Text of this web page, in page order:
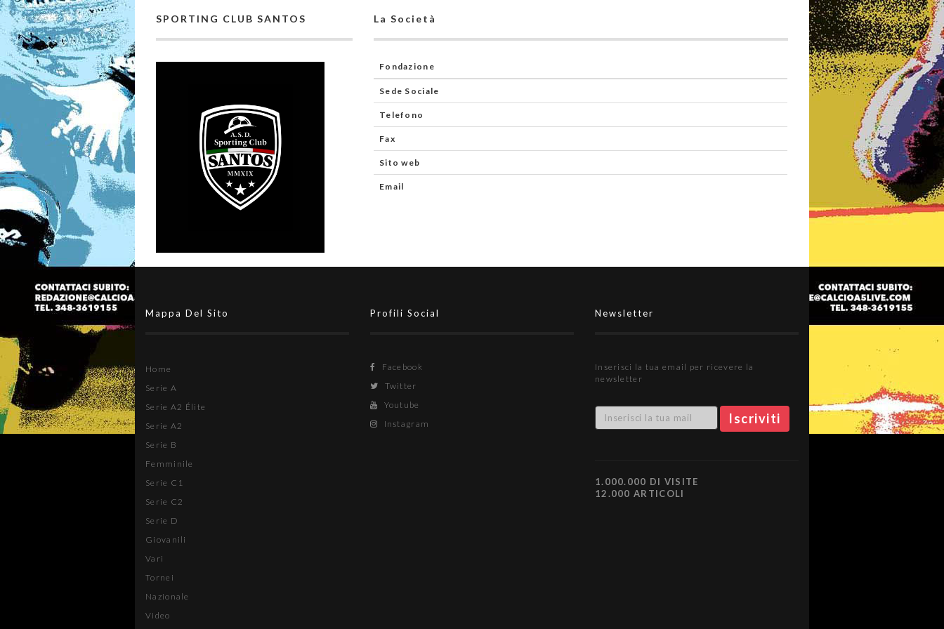
SPORTING CLUB SANTOS La Società
Fondazione
Sede Sociale
Telefono
Fax
Sito web
Email
Mappa Del Sito
Home
Serie A
Serie A2 Élite
Serie A2
Serie B
Femminile
Serie C1
Serie C2
Serie D
Giovanili
Vari
Tornei
Nazionale
Video
Profili Social
Facebook
Twitter
Youtube
Instagram
Newsletter
Inserisci la tua email per ricevere la
newsletter
1.000.000 DI VISITE
12.000 ARTICOLI